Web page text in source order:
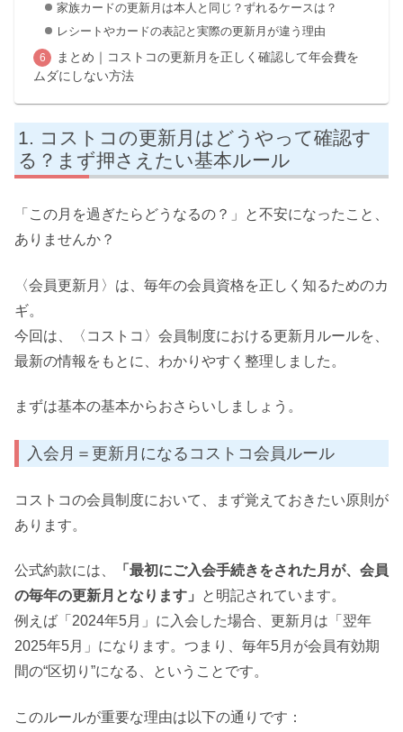
家族カードの更新月は本人と同じ？ずれるケースは？
レシートやカードの表記と実際の更新月が違う理由
まとめ｜コストコの更新月を正しく確認して年会費を
ムダにしない方法
コストコの更新月はどうやって確認す
る？まず押さえたい基本ルール
「この月を過ぎたらどうなるの？」と不安になったこと、
ありませんか？
〈会員更新月〉は、毎年の会員資格を正しく知るためのカ
ギ。
今回は、〈コストコ〉会員制度における更新月ルールを、
最新の情報をもとに、わかりやすく整理しました。
まずは基本の基本からおさらいしましょう。
入会月＝更新月になるコストコ会員ルール
コストコの会員制度において、まず覚えておきたい原則が
あります。
公式約款には、
「最初にご入会手続きをされた月が、会員
の毎年の更新月となります」
と明記されています。
例えば「2024年5月」に入会した場合、更新月は「翌年
2025年5月」になります。つまり、毎年5月が会員有効期
間の“区切り”になる、ということです。
このルールが重要な理由は以下の通りです：